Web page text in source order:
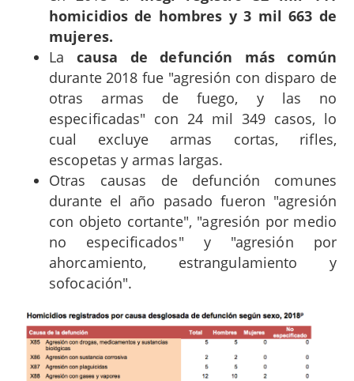
homicidios de hombres y 3 mil 663 de
mujeres.
La causa de defunción más común
durante 2018 fue "agresión con disparo de
otras armas de fuego, y las no
especificadas" con 24 mil 349 casos, lo
cual excluye armas cortas, rifles,
escopetas y armas largas.
Otras causas de defunción comunes
durante el año pasado fueron "agresión
con objeto cortante", "agresión por medio
no especificados" y "agresión por
ahorcamiento, estrangulamiento y
sofocación".